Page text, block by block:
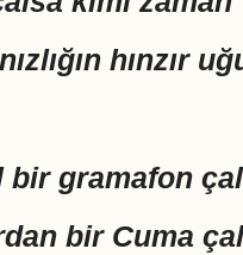
hınzır
gramafon
bir Cuma